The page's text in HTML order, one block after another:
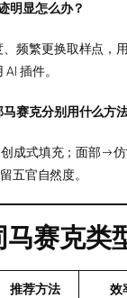
明显怎么办？
频繁更换取样点，
插件。
赛克分别用什么方
成式填充；面部→
五官自然度。
马赛克类
推荐方法 效